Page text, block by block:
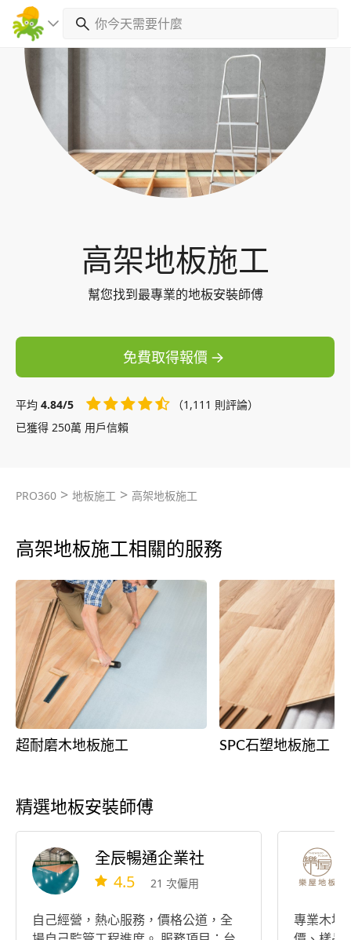
高架地板施工
幫您找到最專業的地板安裝師傅
免費取得報價
平均 4.84/5
（1,111 則評論）
已獲得 250萬 用戶信賴
PRO360 > 地板施工 > 高架地板施工
高架地板施工相關的服務
超耐磨木地板施工 SPC石塑地板施工
精選地板安裝師傅
全辰暢通企業社
4.5 21 次僱用
自己經營，熱心服務，價格公道，全
專業木地